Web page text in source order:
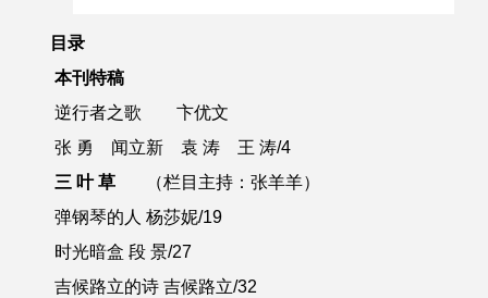
目录
本刊特稿
逆行者之歌 卞优文
张 勇 闻立新 袁 涛 王 涛/4
三 叶 草
（栏目主持：张羊羊）
弹钢琴的人 杨莎妮/19
时光暗盒 段 景/27
吉候路立的诗 吉候路立/32